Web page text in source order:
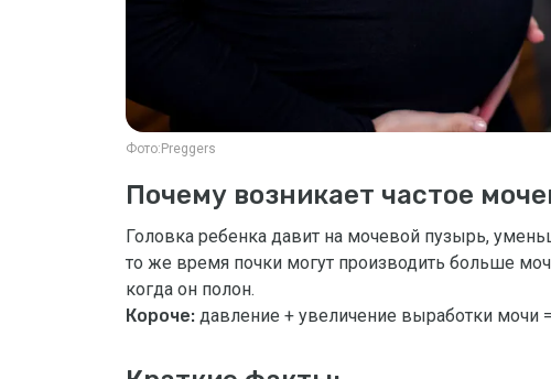
Фото:Preggers
Почему возникает частое
Головка ребенка давит на мочевой пузырь,
то же время почки могут производить больше
когда он полон.
Короче: давление + увеличение выработки мочи